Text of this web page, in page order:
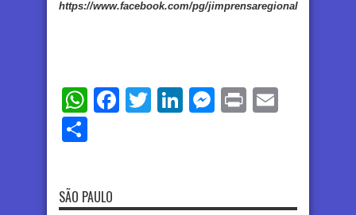
https://www.facebook.com/pg/jimprensaregional
WhatsApp
Facebook
TwitterLinkedIn
Messenger
Print
SÃO PAULO